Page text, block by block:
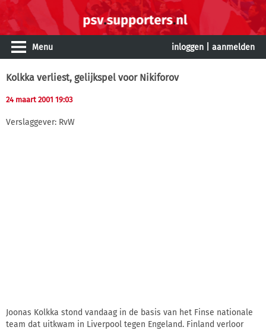
Menu inloggen aanmelden
Kolkka verliest, gelijkspel voor Nikiforov
24 maart 2001 19:03
Verslaggever: RvW
Joonas Kolkka stond vandaag in de basis van het Finse nationale
team dat uitkwam in Liverpool tegen Engeland. Finland verloor